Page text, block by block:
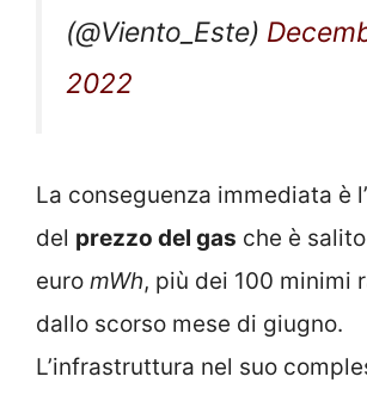
(@Viento_Este)
2022
La conseguenza immediata è
del prezzo del gas che è
euro mWh, più dei 100 minimi
dallo scorso mese di giugno.
L’infrastruttura nel suo